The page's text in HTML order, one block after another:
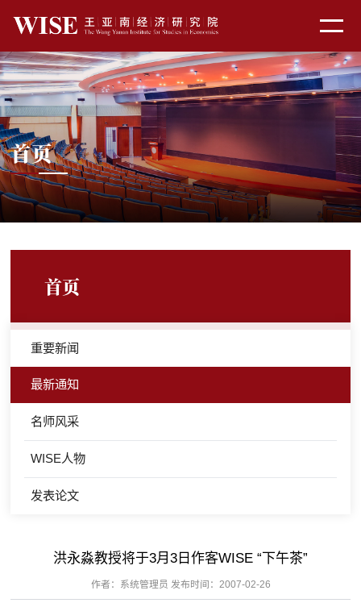
首页
首页
重要新闻
最新通知
名师风采
WISE人物
发表论文
洪永淼教授将于3月3日作客WISE “下午茶”
作者：系统管理员 发布时间：2007-02-26